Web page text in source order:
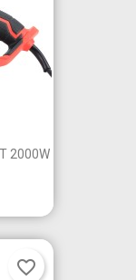
2000W
favorite_border